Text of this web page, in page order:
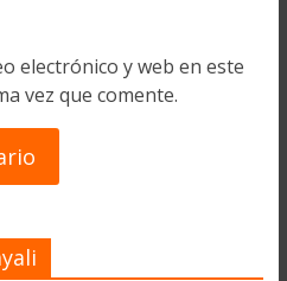
electrónico y web en este
vez que comente.